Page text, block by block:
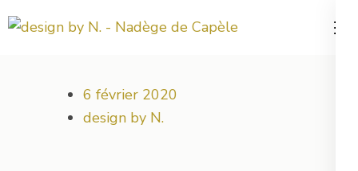
au
6 février 2020
design by N.